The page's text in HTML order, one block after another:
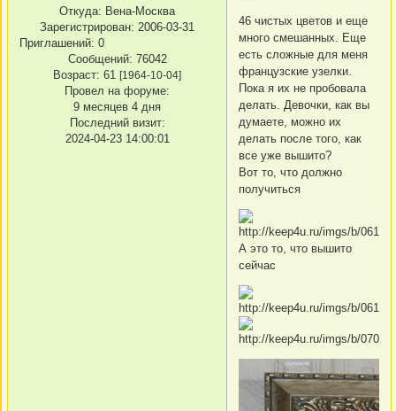
Откуда: Вена-Москва
Зарегистрирован: 2006-03-31
Приглашений: 0
Сообщений: 76042
Возраст: 61 [1964-10-04]
Провел на форуме:
9 месяцев 4 дня
Последний визит:
2024-04-23 14:00:01
46 чистых цветов и еще
много смешанных. Еще
есть сложные для меня
французские узелки.
Пока я их не пробовала
делать. Девочки, как вы
думаете, можно их
делать после того, как
все уже вышито?
Вот то, что должно
получиться
А это то, что вышито
сейчас